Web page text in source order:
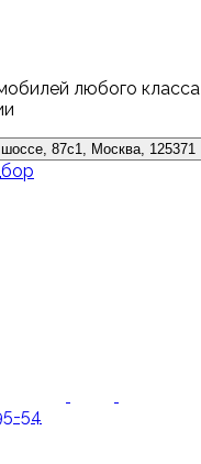
любого класса
87с1, Москва, 125371
54